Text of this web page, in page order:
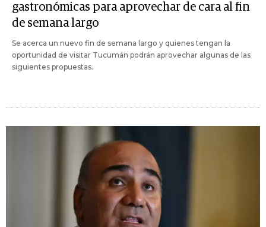
gastronómicas para aprovechar de cara al fin
de semana largo
Se acerca un nuevo fin de semana largo y quienes tengan la
oportunidad de visitar Tucumán podrán aprovechar algunas de las
siguientes propuestas.